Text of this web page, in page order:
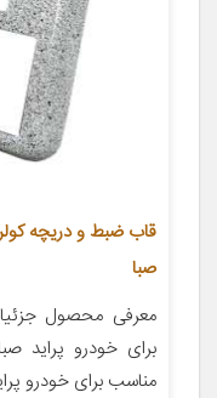
صبا
معرفی محصول
برای خودرو پراید
مناسب برای خودرو